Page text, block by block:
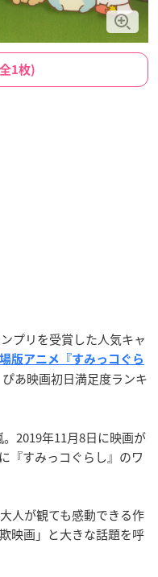
1枚)
プリを受賞した人気キャ
版アニメ『すみっコぐら
あ映画初日満足度ランキ
2019年11月8日に映画が
『すみっコぐらし』のワ
人が観ても感動できる作
映画」と大きな話題を呼